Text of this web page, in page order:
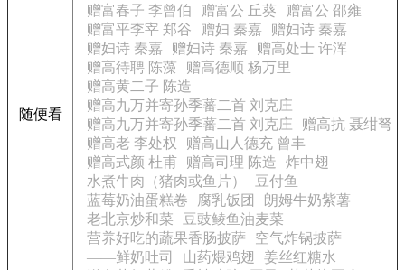
随便看
赠富春子 李曾伯
赠富公 丘葵
赠富公 邵雍
赠富平李宰 郑谷
赠妇 秦嘉
赠妇诗 秦嘉
赠妇诗 秦嘉
赠妇诗 秦嘉
赠高处士 许浑
赠高待聘 陈藻
赠高德顺 杨万里
赠高黄二子 陈造
赠高九万并寄孙季蕃二首 刘克庄
赠高九万并寄孙季蕃二首 刘克庄
赠高抗 聂绀弩
赠高老 李处权
赠高山人德充 曾丰
赠高式颜 杜甫
赠高司理 陈造
炸中翅
水煮牛肉（猪肉或鱼片）
豆付鱼
蓝莓奶油蛋糕卷
腐乳饭团
朗姆牛奶紫薯
老北京炒和菜
豆豉鲮鱼油麦菜
营养好吃的蔬果香肠披萨
空气炸锅披萨
——鲜奶吐司
山药煨鸡翅
姜丝红糖水